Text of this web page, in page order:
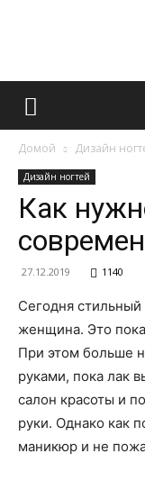
Домой Дизайн
Дизайн ногтей
Как
27.12.2019 1140
Сегодня
женщина. Это
При этом больше
руками, пока лак
салон красоты и
руки. Однако как
маникюр и не